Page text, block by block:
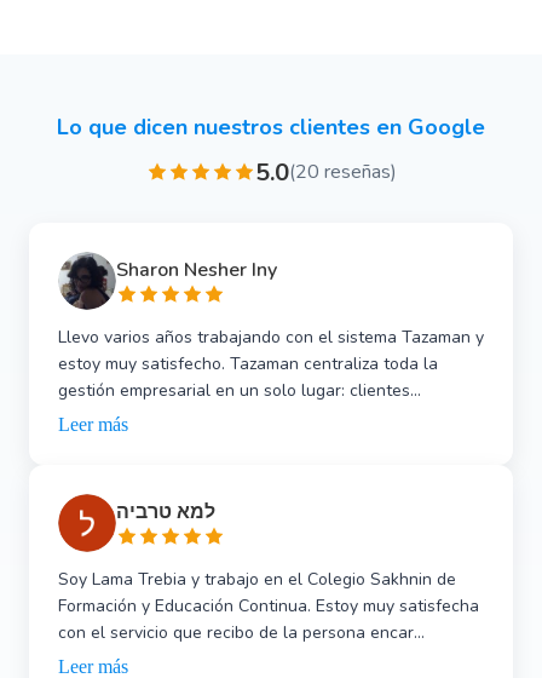
Lo que dicen nuestros clientes en Google
5.0(20 reseñas)
Sharon Nesher Iny
Llevo varios años trabajando con el sistema Tazaman y
estoy muy satisfecho. Tazaman centraliza toda la
gestión empresarial en un solo lugar: clientes...
Leer más
למא טרביה
Soy Lama Trebia y trabajo en el Colegio Sakhnin de
Formación y Educación Continua. Estoy muy satisfecha
con el servicio que recibo de la persona encar...
Leer más